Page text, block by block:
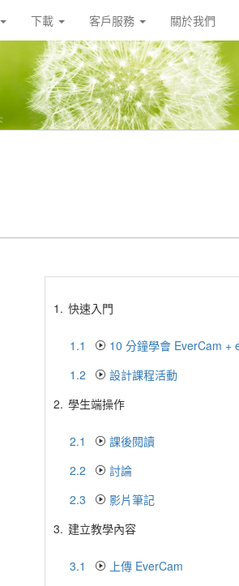
下載 客戶服務 關於我們
1. 快速入門
1.1
10 分鐘學會 EverCam +
1.2
設計課程活動
2. 學生端操作
2.1
課後閱讀
2.2
討論
2.3
影片筆記
3. 建立教學內容
3.1
上傳 EverCam